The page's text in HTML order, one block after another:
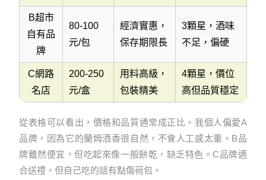
B超市
自有品
牌
80-100
元/包
經濟實惠，
保存期限長
3顆星，酒味
不足，偏硬
C網路
名店
200-250
元/盒
用料高級，
包裝精美
4顆星，價位
高但品質穩定
從表格可以看出，價格和品質通常成正比。我個人偏愛A
品牌，因為它的蘭姆酒香很自然，不會人工感太重。B品
牌雖然便宜，但吃起來像一般餅乾，缺乏特色。C品牌適
合送禮，但自己吃的話有點傷荷包。